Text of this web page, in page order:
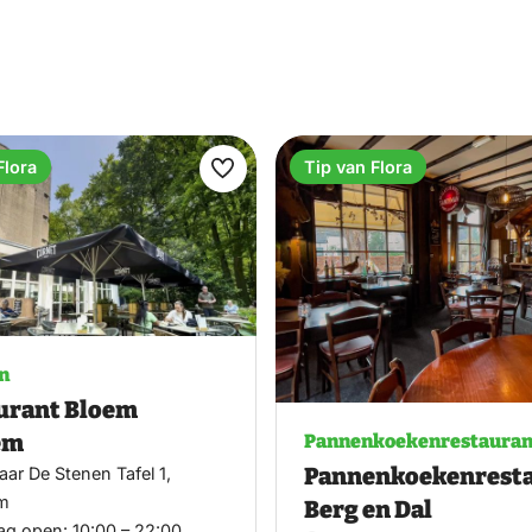
Bloem
De Stenen Tafel 1,
Maak
favoriet
Berg en Dal
Tip van Flora